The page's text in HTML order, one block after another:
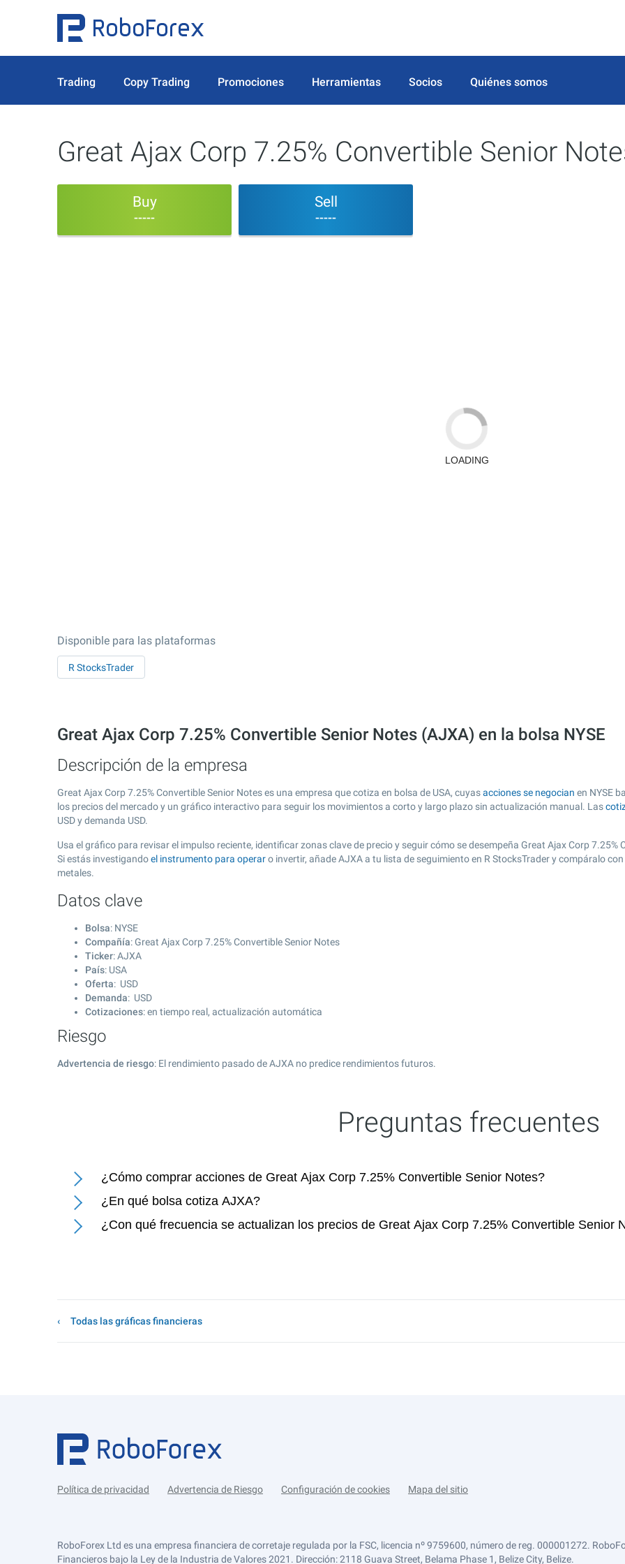
Trading Copy Trading Promociones Herramientas Socios Quiénes somos
Great Ajax Corp 7.25% Convertible Senior
Buy
-----
Sell
-----
Disponible para las plataformas
R StocksTrader
Great Ajax Corp 7.25% Convertible Senior Notes (AJXA) en la bolsa NYSE
Descripción de la empresa
Great Ajax Corp 7.25% Convertible Senior Notes es una empresa que cotiza en bolsa de USA, cuyasacciones se negocian en NYSE
los precios del mercado y un gráfico interactivo para seguir los movimientos a corto y largo plazo sin actualización manual. Las
USD y demanda USD.
Usa el gráfico para revisar el impulso reciente, identificar zonas clave de precio y seguir cómo se desempeña Great Ajax Corp
Si estás investigandoel instrumento para operaro invertir, añade AJXA a tu lista de seguimiento en R StocksTrader y compáralo
metales.
Datos clave
Bolsa: NYSE
Compañía: Great Ajax Corp 7.25% Convertible Senior Notes
Ticker: AJXA
País: USA
Oferta: USD
Demanda: USD
Cotizaciones: en tiempo real, actualización automática
Riesgo
Advertencia de riesgo: El rendimiento pasado de AJXA no predice rendimientos futuros.
Preguntas frecuentes
¿Cómo comprar acciones de Great Ajax Corp 7.25% Convertible Senior Notes?
¿En qué bolsa cotiza AJXA?
¿Con qué frecuencia se actualizan los precios de Great Ajax Corp 7.25% Convertible Senior
Todas las gráficas financieras
Política de privacidad Advertencia de Riesgo Configuración de cookies Mapa del sitio
RoboForex Ltd es una empresa financiera de corretaje regulada por la FSC, licencia nº 9759600, número de reg. 000001272.
Financieros bajo la Ley de la Industria de Valores 2021. Dirección: 2118 Guava Street, Belama Phase 1, Belize City, Belize.